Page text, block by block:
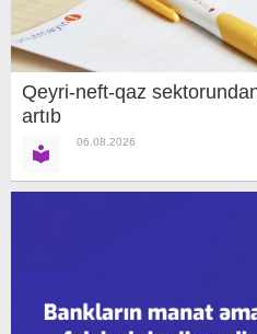
Qeyri-neft-qaz
artıb
06.08.2026